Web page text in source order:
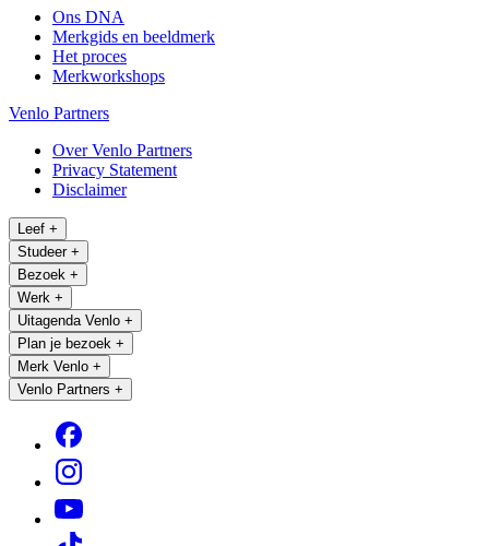
Ons DNA
Merkgids en beeldmerk
Het proces
Merkworkshops
Venlo Partners
Over Venlo Partners
Privacy Statement
Disclaimer
Leef +
Studeer +
Bezoek +
Werk +
Uitagenda Venlo +
Plan je bezoek +
Merk Venlo +
Venlo Partners +